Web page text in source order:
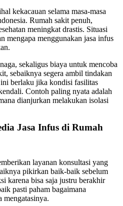
kekacauan selama masa-masa
Rumah sakit penuh,
meningkat drastis. Situasi
mengapa menggunakan jasa infus
sekaligus biaya untuk mencoba
sebaiknya segera ambil tindakan
berlaku jika kondisi fasilitas
Contoh paling nyata adalah
dianjurkan melakukan isolasi
Jasa Infus di Rumah
layanan konsultasi yang
pikirkan baik-baik sebelum
karena bisa saja justru berakhir
pasti paham bagaimana
mengatasinya.